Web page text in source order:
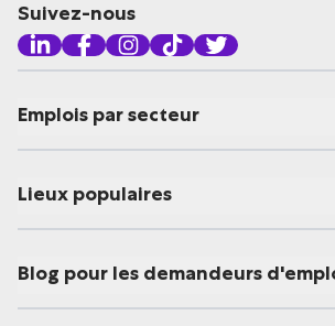
Suivez-nous
Emplois par secteur
Lieux populaires
Blog pour les demandeurs